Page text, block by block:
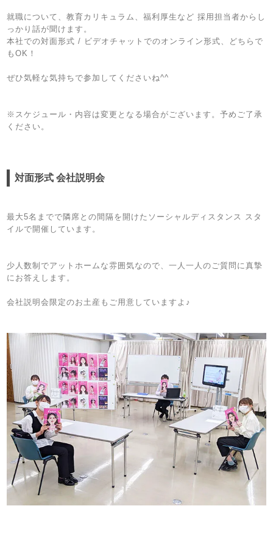
就職について、教育カリキュラム、福利厚生など 採用担当者からし
っかり話が聞けます。
本社での対面形式 / ビデオチャットでのオンライン形式、どちらで
もOK！
ぜひ気軽な気持ちで参加してくださいね^^
※スケジュール・内容は変更となる場合がございます。予めご了承
ください。
対面形式 会社説明会
最大5名までで隣席との間隔を開けたソーシャルディスタンス スタ
イルで開催しています。
少人数制でアットホームな雰囲気なので、一人一人のご質問に真摯
にお答えします。
会社説明会限定のお土産もご用意していますよ♪